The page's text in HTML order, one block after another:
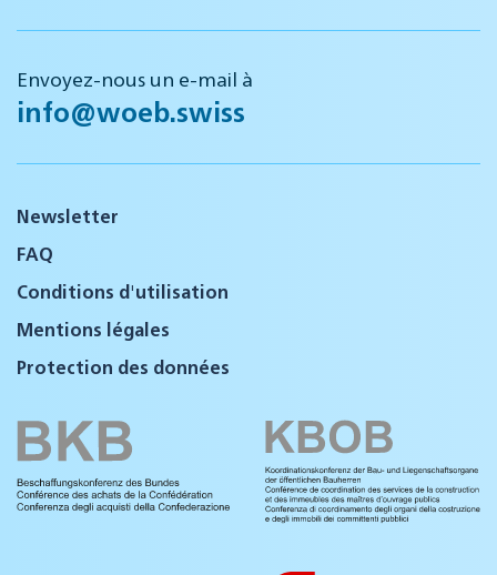
Envoyez-nous un e-mail à
info@woeb.swiss
Newsletter
FAQ
Conditions d'utilisation
Mentions légales
Protection des données